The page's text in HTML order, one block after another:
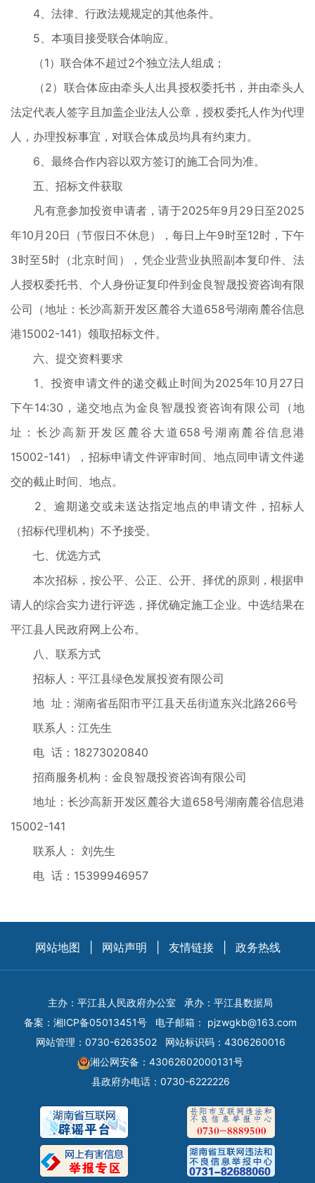
4、法律、行政法规规定的其他条件。
5、本项目接受联合体响应。
（1）联合体不超过2个独立法人组成；
（2）联合体应由牵头人出具授权委托书，并由牵头人
法定代表人签字且加盖企业法人公章，授权委托人作为代理
人，办理投标事宜，对联合体成员均具有约束力。
6、最终合作内容以双方签订的施工合同为准。
五、招标文件获取
凡有意参加投资申请者，请于2025年9月29日至2025
年10月20日（节假日不休息），每日上午9时至12时，下午
3时至5时（北京时间），凭企业营业执照副本复印件、法
人授权委托书、个人身份证复印件到金良智晟投资咨询有限
公司（地址：长沙高新开发区麓谷大道658号湖南麓谷信息
港15002-141）领取招标文件。
六、提交资料要求
1、投资申请文件的递交截止时间为2025年10月27日
下午14:30，递交地点为金良智晟投资咨询有限公司（地
址：长沙高新开发区麓谷大道658号湖南麓谷信息港
15002-141），招标申请文件评审时间、地点同申请文件递
交的截止时间、地点。
2、逾期递交或未送达指定地点的申请文件，招标人
（招标代理机构）不予接受。
七、优选方式
本次招标，按公平、公正、公开、择优的原则，根据申
请人的综合实力进行评选，择优确定施工企业。中选结果在
平江县人民政府网上公布。
八、联系方式
招标人：平江县绿色发展投资有限公司
地 址：湖南省岳阳市平江县天岳街道东兴北路266号
联系人：江先生
电 话：18273020840
招商服务机构：金良智晟投资咨询有限公司
地址：长沙高新开发区麓谷大道658号湖南麓谷信息港
15002-141
联系人： 刘先生
电 话：15399946957
网站地图 网站声明 友情链接 政务热线
主办：平江县人民政府办公室
承办：平江县数据局
备案： 湘ICP备05013451号 电子邮箱： pjzwgkb@163.com
网站管理：0730-6263502
网站标识码：4306260016
湘公网安备：43062602000131号
县政府办电话：0730-6222226